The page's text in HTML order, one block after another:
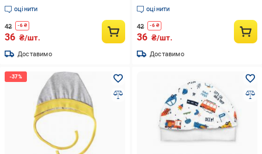
оцінити
42 -6₴
36 ₴/шт.
Доставимо
оцінити
42 -6₴
36 ₴/шт.
Доставимо